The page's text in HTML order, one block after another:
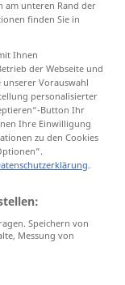
am unteren Rand der
finden Sie in
Ihnen
der Webseite und
Vorauswahl
personalisierter
Button Ihr
Ihre Einwilligung
zu den Cookies
.
Speichern von
Messung von